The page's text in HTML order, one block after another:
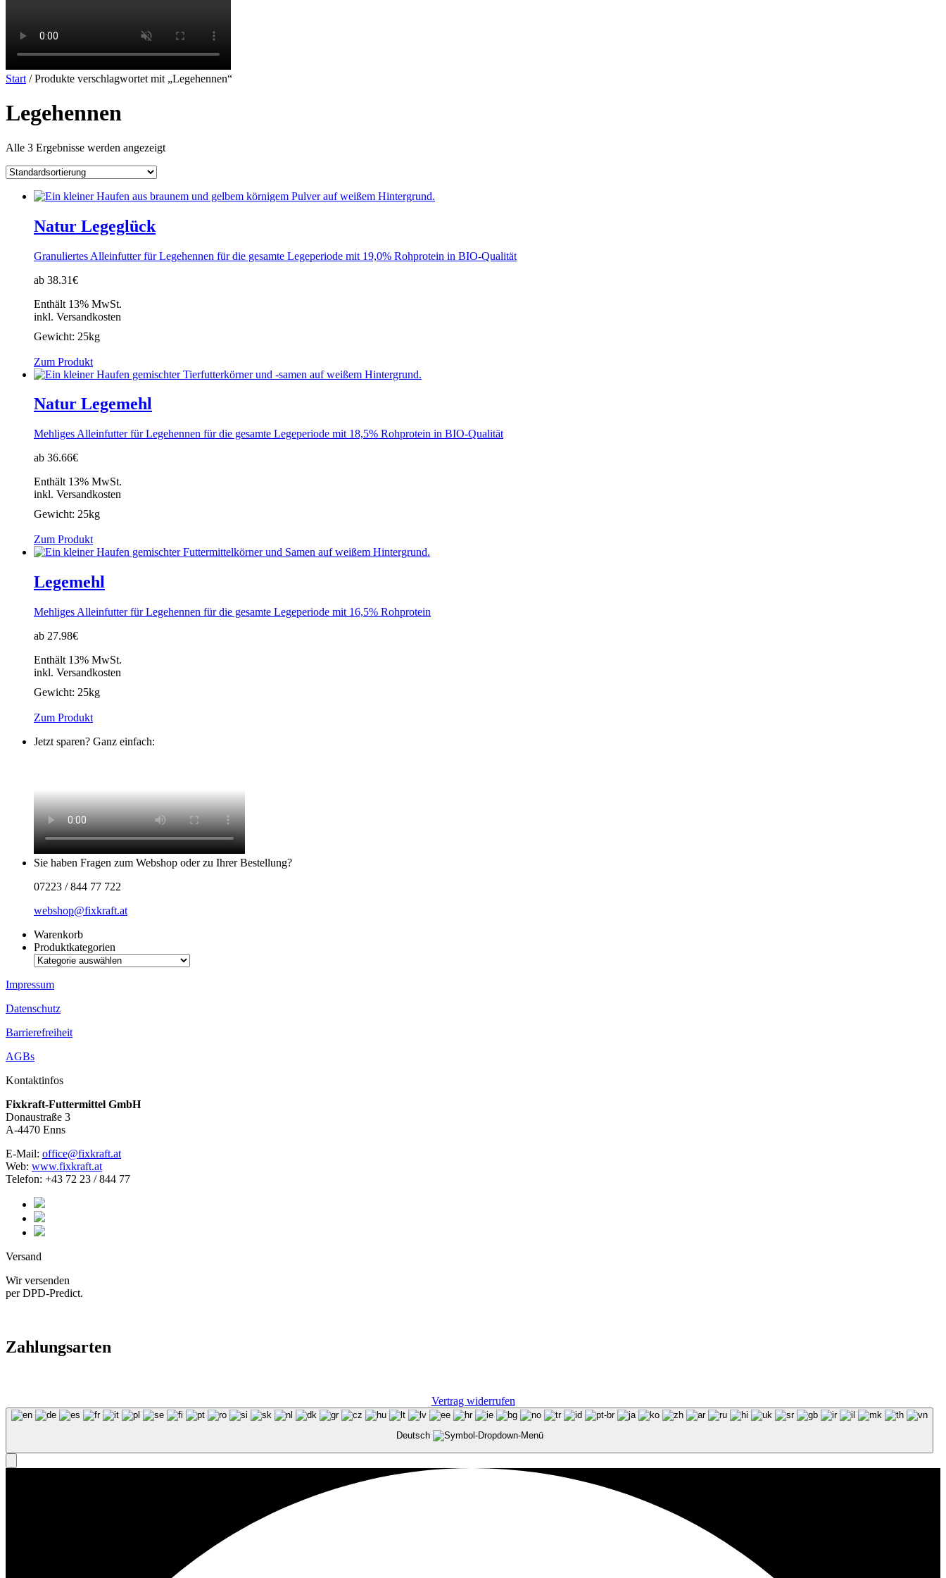
Start / Produkte verschlagwortet mit „Legehennen“
Legehennen
Alle 3 Ergebnisse werden angezeigt
Natur Legeglück
Granuliertes Alleinfutter für Legehennen für die gesamte Legeperiode mit 19,0% Rohprotein in BIO-Qualität
ab 38.31€
Enthält 13% MwSt.
inkl. Versandkosten
Gewicht: 25kg
Zum Produkt
Natur Legemehl
Mehliges Alleinfutter für Legehennen für die gesamte Legeperiode mit 18,5% Rohprotein in BIO-Qualität
ab 36.66€
Enthält 13% MwSt.
inkl. Versandkosten
Gewicht: 25kg
Zum Produkt
Legemehl
Mehliges Alleinfutter für Legehennen für die gesamte Legeperiode mit 16,5% Rohprotein
ab 27.98€
Enthält 13% MwSt.
inkl. Versandkosten
Gewicht: 25kg
Zum Produkt
Jetzt sparen? Ganz einfach:
Sie haben Fragen zum Webshop oder zu Ihrer Bestellung?
07223 / 844 77 722
webshop@fixkraft.at
Warenkorb
Produktkategorien
Impressum
Datenschutz
Barrierefreiheit
AGBs
Kontaktinfos
Fixkraft-Futtermittel GmbH
Donaustraße 3
A-4470 Enns
E-Mail: office@fixkraft.at
Web: www.fixkraft.at
Telefon: +43 72 23 / 844 77
Versand
Wir versenden
per DPD-Predict.
Zahlungsarten
Vertrag widerrufen
Deutsch